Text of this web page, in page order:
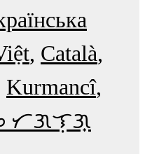
Català
Kurmancî
ᜆᜄᜎᜓᜄ᜔